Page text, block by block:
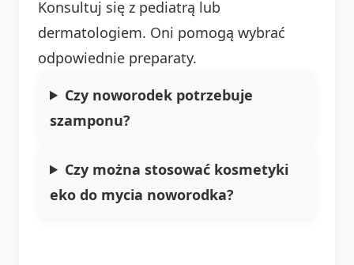
Konsultuj się z pediatrą lub
dermatologiem. Oni pomogą wybrać
odpowiednie preparaty.
Czy noworodek potrzebuje
szamponu?
Czy można stosować kosmetyki
eko do mycia noworodka?